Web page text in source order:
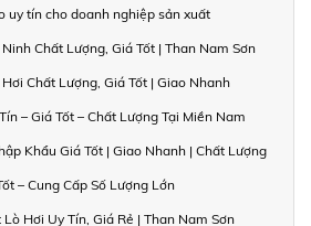
uy tín cho doanh nghiệp sản xuất
Chất Lượng, Giá Tốt | Than Nam Sơn
Chất Lượng, Giá Tốt | Giao Nhanh
– Giá Tốt – Chất Lượng Tại Miền Nam
Khẩu Giá Tốt | Giao Nhanh | Chất Lượng
– Cung Cấp Số Lượng Lớn
Hơi Uy Tín, Giá Rẻ | Than Nam Sơn